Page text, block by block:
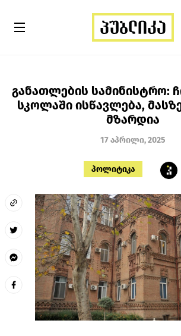
განათლების სამინისტრო:
სკოლაში ისწავლება,
მზარდია
17 აპრილი, 2025
პოლიტიკა